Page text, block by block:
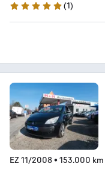
5 Sterne
(1)
EZ 11/2008• 153.000 km